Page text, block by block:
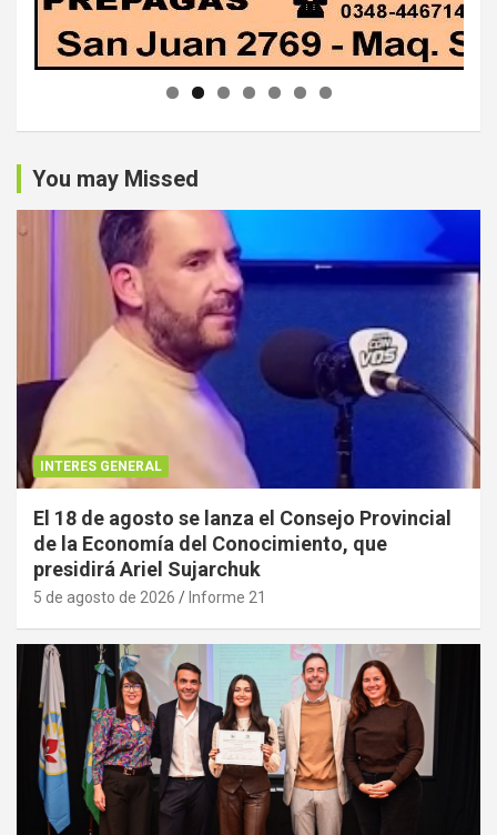
You may Missed
INTERES GENERAL
El 18 de agosto se lanza el Consejo Provincial
de la Economía del Conocimiento, que
presidirá Ariel Sujarchuk
5 de agosto de 2026 Informe 21